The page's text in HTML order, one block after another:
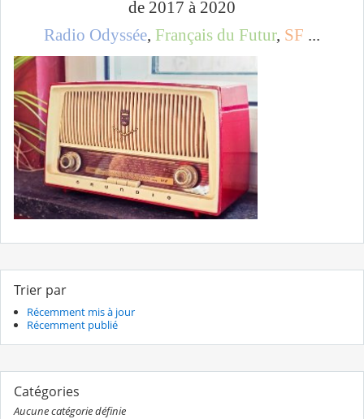
de 2017 à 2020
Radio Odyssée, Français du Futur, SF ...
Trier par
Récemment mis à jour
Récemment publié
Catégories
Aucune catégorie définie